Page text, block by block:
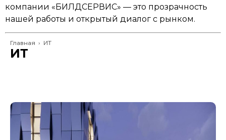
компании «БИЛДСЕРВИС» — это прозрачность
нашей работы и открытый диалог с рынком.
Главная › ИТ
ИТ